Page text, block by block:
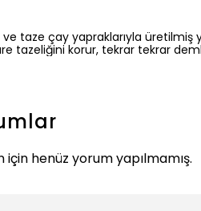
taze çay yapraklarıyla üretilmiş
tazeliğini korur, tekrar tekrar
için henüz yorum yapılmamış.